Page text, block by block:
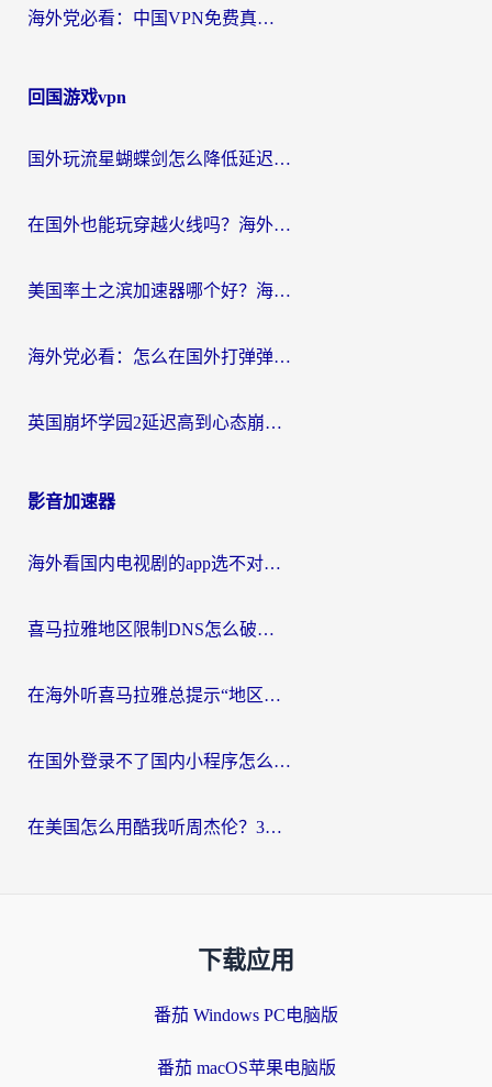
海外党必看：中国VPN免费真的靠谱吗？手把手教你选对回国加速器
回国游戏vpn
国外玩流星蝴蝶剑怎么降低延迟？海外党必看的加速秘籍（含欧洲鸣潮&彩虹岛优化攻略）
在国外也能玩穿越火线吗？海外玩家国服游戏畅玩终极指南
美国率土之滨加速器哪个好？海外党国服游戏畅玩终极指南（附多游戏解决方案）
海外党必看：怎么在国外打弹弹堂不卡？番茄加速器亲测指南
英国崩坏学园2延迟高到心态崩？海外党国服游戏加速终极指南
影音加速器
海外看国内电视剧的app选不对？这份回国加速器避坑指南帮你流畅追剧
喜马拉雅地区限制DNS怎么破？海外党听国内音乐听书的终极解决方案
在海外听喜马拉雅总提示“地区限制”？3步轻松解除+听国内音乐全攻略
在国外登录不了国内小程序怎么办？选对回国加速器，轻松解锁国内资源
在美国怎么用酷我听周杰伦？3步搞定海外听歌难题
下载应用
番茄 Windows PC电脑版
番茄 macOS苹果电脑版